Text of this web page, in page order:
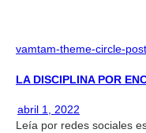
vamtam-theme-circle-post
LA DISCIPLINA POR
abril 1, 2022
Leía por redes sociales